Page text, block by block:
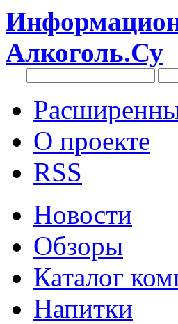
Алкоголь.Су
О проекте
RSS
Новости
Обзоры
Каталог
Напитки